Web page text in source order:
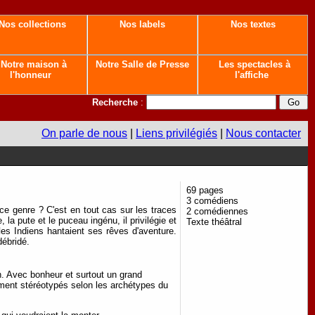
Nos collections Nos labels Nos textes
Notre maison à
l'honneur
Notre Salle de Presse
Les spectacles à
l'affiche
Recherche :
On parle de nous Liens privilégiés Nous contacter
genre ? C'est en tout cas sur les traces
la pute et le puceau ingénu, il privilégie et
Indiens hantaient ses rêves d'aventure.
Avec bonheur et surtout un grand
stéréotypés selon les archétypes du
69 pages
3 comédiens
2 comédiennes
Texte théâtral